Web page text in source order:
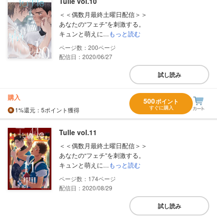
＜＜偶数月最終土曜日配信＞＞
あなたの“フェチ”を刺激する。
キュンと萌えに...もっと読む
200
配信日：2020/06/27
試し読み
購入
1%還元 ：5ポイント獲得
500ポイント
すぐに購入
Tulle vol.11
＜＜偶数月最終土曜日配信＞＞
あなたの“フェチ”を刺激する。
キュンと萌えに...もっと読む
174
配信日：2020/08/29
試し読み